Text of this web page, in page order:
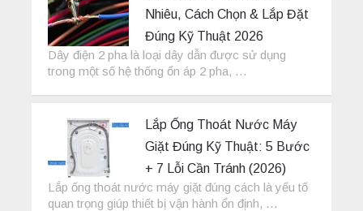
Nhiêu, Cách Chọn & Lắp Đặt
Đúng Kỹ Thuật 2026
Dây điện 2 pha là loại dây dẫn được sử dụng
trong một số hệ thống ổn áp 2 pha, …
Lắp Ống Thoát Nước Máy
Giặt Đúng Kỹ Thuật: 5 Bước
+ 7 Lỗi Cần Tránh (2026)
Lắp ống thoát nước máy giặt đúng cách là yếu tố
quan trọng giúp thiết bị vận hành ổn định, …